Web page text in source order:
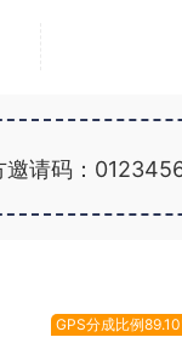
邀请码：
GPS分成比例